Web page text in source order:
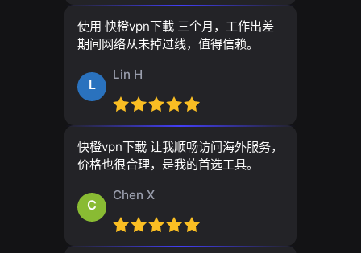
使用 快橙vpn下載 三个月，工作出差
期间网络从未掉过线，值得信赖。
L
Lin H
快橙vpn下載 让我顺畅访问海外服务，
价格也很合理，是我的首选工具。
C
Chen X